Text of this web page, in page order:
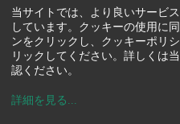
当サイトでは、より良いサービ
しています。クッキーの使用に
ンをクリックし、クッキーポリ
リックしてください。詳しくは
認ください。
詳細を見る ...